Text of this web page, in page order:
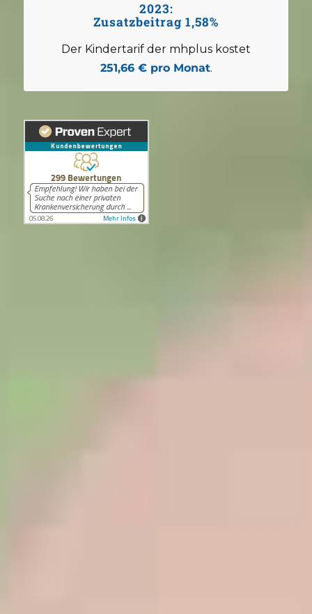
2023:
Zusatzbeitrag 1,58%
Der Kindertarif der mhplus kostet
251,66 € pro Monat.